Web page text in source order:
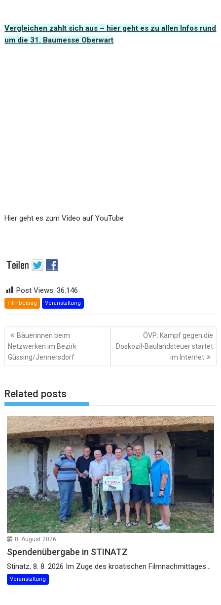
Vergleichen zahlt sich aus – hier geht es zu allen Infos rund
um die 31. Baumesse Oberwart
Hier geht es zum Video auf YouTube
Post Views: 36.146
Filmbeitrag Veranstaltung
Beitragsnavigation
Bäuerinnen beim
Netzwerken im Bezirk
Güssing/Jennersdorf
ÖVP: Kampf gegen die
Doskozil-Baulandsteuer startet
im Internet
Related posts
8. August 2026
Spendenübergabe in STINATZ
Stinatz, 8. 8. 2026 Im Zuge des kroatischen Filmnachmittages...
Veranstaltung